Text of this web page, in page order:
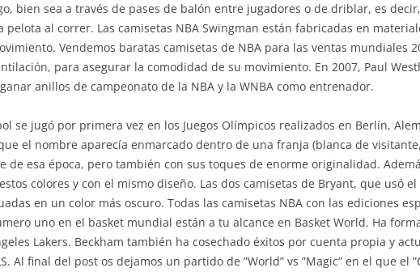
bien sea a través de pases de balón entre jugadores o de driblar, es
pelota al correr. Las camisetas NBA Swingman están fabricadas en
Vendemos baratas camisetas de NBA para las ventas mundiales
para asegurar la comodidad de su movimiento. En 2007, Paul
anillos de campeonato de la NBA y la WNBA como entrenador.
se jugó por primera vez en los Juegos Olímpicos realizados en Berlín,
el nombre aparecía enmarcado dentro de una franja (blanca de
de esa época, pero también con sus toques de enorme originalidad.
colores y con el mismo diseño. Las dos camisetas de Bryant, que usó
en un color más oscuro. Todas las camisetas NBA con las ediciones
uno en el basket mundial están a tu alcance en Basket World. Ha
Lakers. Beckham también ha cosechado éxitos por cuenta propia y
Al final del post os dejamos un partido de ”World” vs ”Magic” en el que el